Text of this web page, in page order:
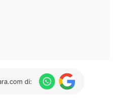
di: